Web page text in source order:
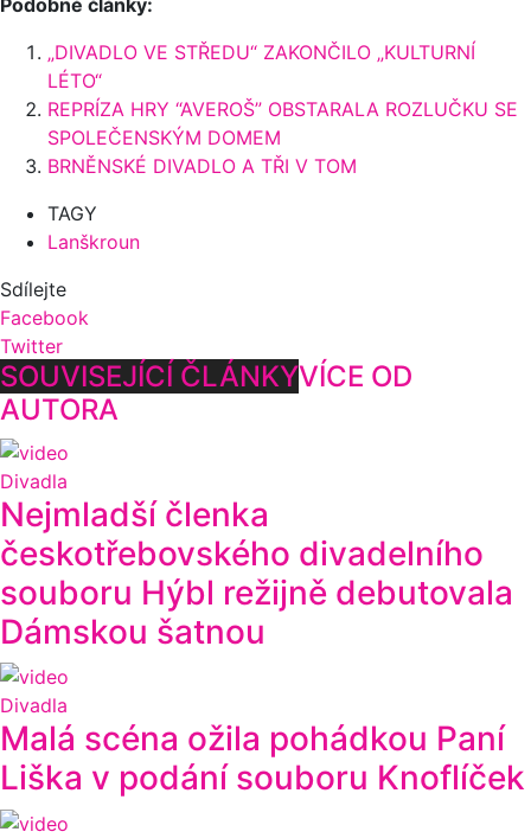
Podobné články:
„DIVADLO VE STŘEDU“ ZAKONČILO „KULTURNÍ
LÉTO“
REPRÍZA HRY “AVEROŠ” OBSTARALA ROZLUČKU SE
SPOLEČENSKÝM DOMEM
BRNĚNSKÉ DIVADLO A TŘI V TOM
TAGY
Lanškroun
Sdílejte
Facebook
Twitter
SOUVISEJÍCÍ ČLÁNKYVÍCE OD
AUTORA
Divadla
Nejmladší členka
českotřebovského divadelního
souboru Hýbl režijně debutovala
Dámskou šatnou
Divadla
Malá scéna ožila pohádkou Paní
Liška v podání souboru Knoflíček